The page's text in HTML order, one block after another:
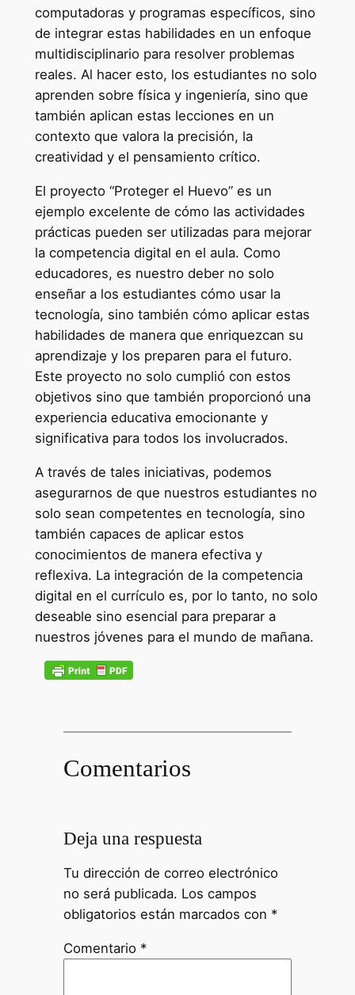
computadoras y programas específicos, sino
de integrar estas habilidades en un enfoque
multidisciplinario para resolver problemas
reales. Al hacer esto, los estudiantes no solo
aprenden sobre física y ingeniería, sino que
también aplican estas lecciones en un
contexto que valora la precisión, la
creatividad y el pensamiento crítico.
El proyecto “Proteger el Huevo” es un
ejemplo excelente de cómo las actividades
prácticas pueden ser utilizadas para mejorar
la competencia digital en el aula. Como
educadores, es nuestro deber no solo
enseñar a los estudiantes cómo usar la
tecnología, sino también cómo aplicar estas
habilidades de manera que enriquezcan su
aprendizaje y los preparen para el futuro.
Este proyecto no solo cumplió con estos
objetivos sino que también proporcionó una
experiencia educativa emocionante y
significativa para todos los involucrados.
A través de tales iniciativas, podemos
asegurarnos de que nuestros estudiantes no
solo sean competentes en tecnología, sino
también capaces de aplicar estos
conocimientos de manera efectiva y
reflexiva. La integración de la competencia
digital en el currículo es, por lo tanto, no solo
deseable sino esencial para preparar a
nuestros jóvenes para el mundo de mañana.
Comentarios
Deja una respuesta
Tu dirección de correo electrónico
no será publicada. Los campos
obligatorios están marcados con *
Comentario *